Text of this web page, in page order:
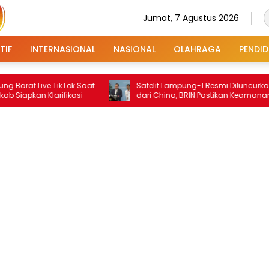
Jumat, 7 Agustus 2026
INTERNASIONAL NASIONAL OLAHRAGA
TikTok Saat
Klarifikasi
Satelit Lampung-1 Resmi Diluncurkan
dari China, BRIN Pastikan Keamanan
Data Terjamin